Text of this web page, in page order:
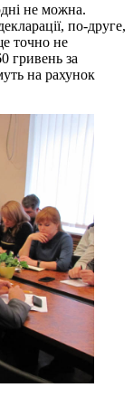
не можна.
по-друге,
точно не
гривень за
на рахунок